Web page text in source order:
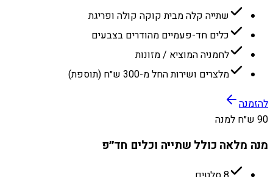
שתייה קלה מבית קוקה קולה ופריגת
כלים חד-פעמיים מהודרים בצבעים
לחמניה המוציא / מזונות
מלצרים ושירות החל מ-300 ש״ח (תוספת)
להזמנה
90 ש״ח למנה
מנה מלאה כולל שתייה וכלים חד״פ